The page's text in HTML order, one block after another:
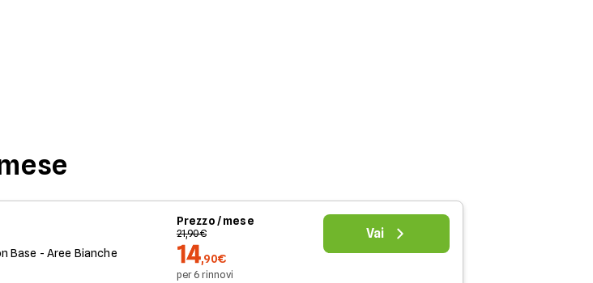
Base - Aree Bianche
Prezzo / mese
21,90€
14,90€
per 6 rinnovi
Vai